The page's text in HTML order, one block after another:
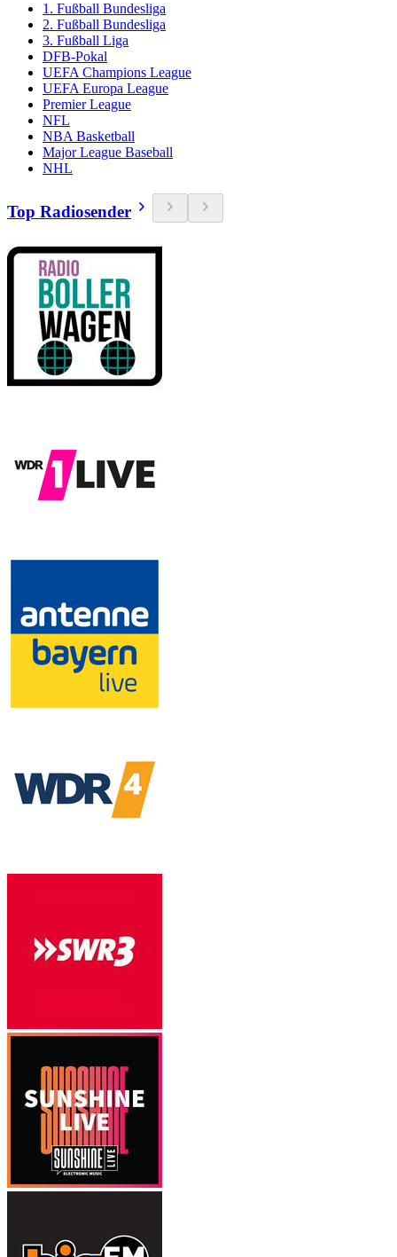
1. Fußball Bundesliga
2. Fußball Bundesliga
3. Fußball Liga
DFB-Pokal
UEFA Champions League
UEFA Europa League
Premier League
NFL
NBA Basketball
Major League Baseball
NHL
Top Radiosender